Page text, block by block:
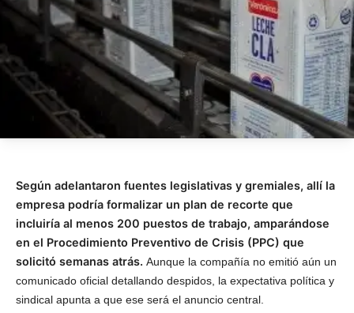
Según adelantaron fuentes legislativas y gremiales, allí la
empresa podría formalizar un plan de recorte que
incluiría al menos 200 puestos de trabajo, amparándose
en el Procedimiento Preventivo de Crisis (PPC) que
solicitó semanas atrás. Aunque la compañía no emitió aún un
comunicado oficial detallando despidos, la expectativa política y
sindical apunta a que ese será el anuncio central.